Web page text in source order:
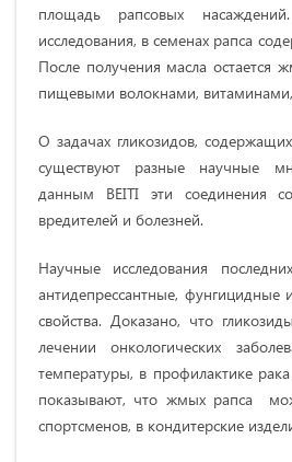
площадь рапсовых
исследования, в семенах рапса
После получения масла остается
пищевыми волокнами,
О задачах гликозидов,
существуют разные научные
данным BEITI эти соединения
вредителей и болезней.
Научные исследования
антидепрессантные, фунгицидные
свойства. Доказано, что
лечении онкологических
температуры, в профилактике рака
показывают, что жмых рапса
спортсменов, в кондитерские